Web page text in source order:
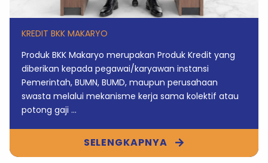
KREDIT BKK MAKARYO
Produk BKK Makaryo merupakan Produk Kredit yang
diberikan kepada pegawai/karyawan instansi
Pemerintah, BUMN, BUMD, maupun perusahaan
swasta melalui mekanisme kerja sama kolektif atau
potong gaji ...
SELENGKAPNYA